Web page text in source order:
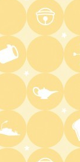
られる懐か
0:45
見取り図じ
深夜 1:15
あざとく
最新!男女